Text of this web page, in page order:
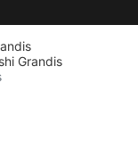
Grandis